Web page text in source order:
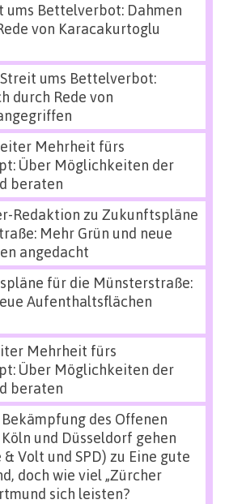
ums Bettelverbot: Dahmen
von Karacakurtoglu
Streit ums Bettelverbot:
durch Rede von
Mehrheit fürs
Über Möglichkeiten der
beraten
Redaktion zu Zukunftspläne
Mehr Grün und neue
angedacht
für die Münsterstraße:
Aufenthaltsflächen
Mehrheit fürs
Über Möglichkeiten der
beraten
des Offenen
und Düsseldorf gehen
Volt und SPD) zu Eine gute
doch wie viel „Zürcher
sich leisten?